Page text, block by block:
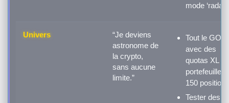
mode ‘radar’
Univers
“Je deviens
astronome de
la crypto,
sans aucune
limite.”
Tout le
avec des
quotas XL
portefeuilles
150
Tester des